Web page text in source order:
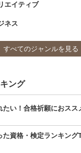
エイティブ
ネス
すべてのジャンルを見る
ング
たい！合格祈願におスス
た資格・検定ランキン